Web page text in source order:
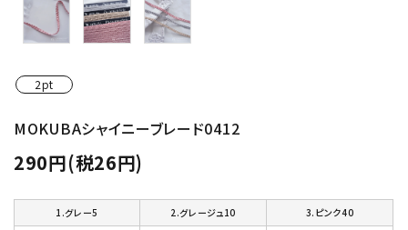
基本材料
ガイドライン
お問い合わせ
2pt
MOKUBAシャイニーブレード0412
290円(税26円)
1.グレー5 2.グレージュ10
3.ピンク40